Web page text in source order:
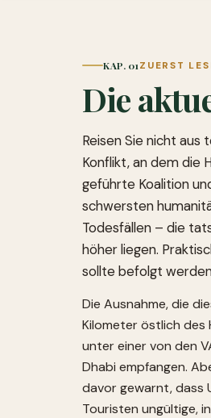
KAP. 01ZUERST
Die
Reisen Sie nicht
Konflikt, an dem die
geführte Koalition
schwersten
Todesfällen – die
höher liegen.
sollte befolgt
Die Ausnahme, die
Kilometer östlich
unter einer von den
Dhabi empfangen.
davor gewarnt, dass
Touristen ungültige,